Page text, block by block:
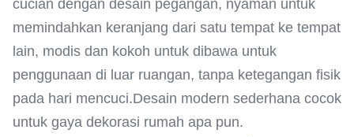
cucian dengan desain pegangan, nyaman untuk
memindahkan keranjang dari satu tempat ke tempat
lain, modis dan kokoh untuk dibawa untuk
penggunaan di luar ruangan, tanpa ketegangan fisik
pada hari mencuci.Desain modern sederhana cocok
untuk gaya dekorasi rumah apa pun.